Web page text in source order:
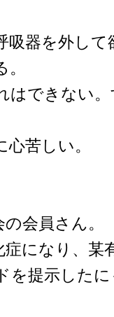
吸器を外し
はできない
苦しい。
会員さん。
になり、某
を提示した